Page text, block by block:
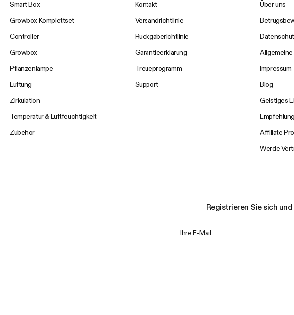
Smart Box
Growbox Komplettset
Controller
Growbox
Pflanzenlampe
Lüftung
Zirkulation
Temperatur & Luftfeuchtigkeit
Zubehör
Kontakt
Versandrichtlinie
Rückgaberichtlinie
Garantieerklärung
Treueprogramm
Support
Über uns
Impressum
Blog
Geistiges
Affiliate
Werde
Registrieren Sie sich